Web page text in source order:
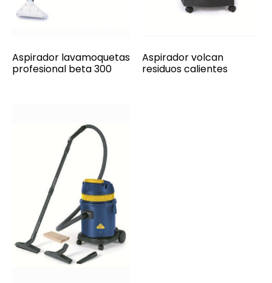
Aspirador lavamoquetas
profesional beta 300
Aspirador volcan
residuos calientes